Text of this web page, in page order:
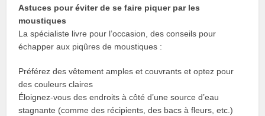
Astuces pour éviter de se faire piquer par les
moustiques
La spécialiste livre pour l’occasion, des conseils pour
échapper aux piqûres de moustiques :
Préférez des vêtement amples et couvrants et optez pour
des couleurs claires
Éloignez-vous des endroits à côté d’une source d’eau
stagnante (comme des récipients, des bacs à fleurs, etc.)